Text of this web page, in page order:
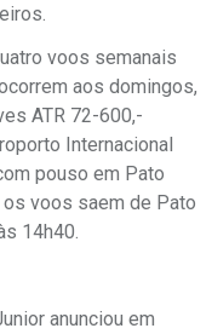
voos semanais
aos domingos,
ATR 72-600,-
Internacional
pouso em Pato
voos saem de Pato
14h40.
anunciou em